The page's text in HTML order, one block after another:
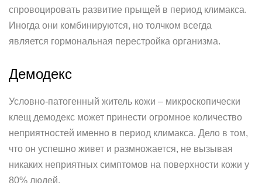
спровоцировать развитие прыщей в период климакса.
Иногда они комбинируются, но толчком всегда
является гормональная перестройка организма.
Демодекс
Условно-патогенный житель кожи – микроскопически
клещ демодекс может принести огромное количество
неприятностей именно в период климакса. Дело в том,
что он успешно живет и размножается, не вызывая
никаких неприятных симптомов на поверхности кожи у
80% людей.